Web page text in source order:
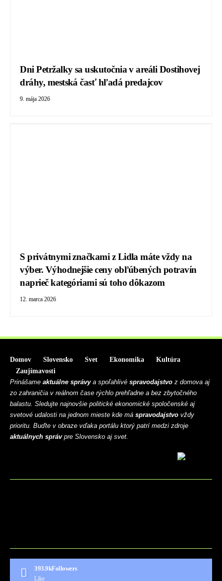
Dni Petržalky sa uskutočnia v areáli Dostihovej
dráhy, mestská časť hľadá predajcov
9. mája 2026
S privátnymi značkami z Lidla máte vždy na
výber. Výhodnejšie ceny obľúbených potravín
naprieč kategóriami sú toho dôkazom
12. marca 2026
Domov Slovensko Svet Ekonomika
Kultúra
Zaujímavosti
Prinášame aktuálne správya spoľahlivé spravodajstvo z domova aj
zo zahraničia v reálnom čase rýchlo prehľadne a bez zbytočného
balastu. Sledujte najnovšie politické ekonomické spoločenské aj
svetové udalosti na jednom mieste kde má spravodajstvo vždy
prioritu. Buďte v obraze vďaka portálu ktorý patrí medzi zdroje
aktuálnych správpre Slovensko aj svet.
393.9kFollowers
Like